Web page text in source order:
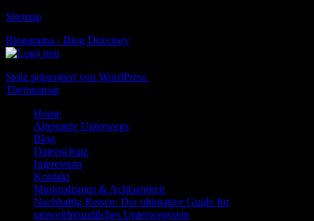
Sitemap
Blogarama - Blog Directory
Stolz präsentiert von WordPress
Themeansar
Home
Alternativ Unterwegs
Blog
Datenschutz
Impressum
Kontakt
Minimalismus & Achtsamkeit
Nachhaltig Reisen: Der ultimative Guide für
umweltfreundliches Unterwegssein